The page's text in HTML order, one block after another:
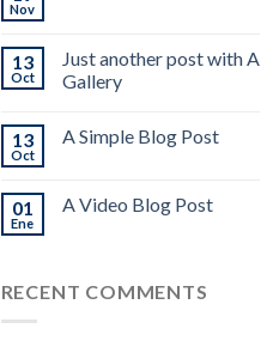
Nov
13
Oct
Just another post with A
Gallery
13
Oct
A Simple Blog Post
01
Ene
A Video Blog Post
RECENT COMMENTS